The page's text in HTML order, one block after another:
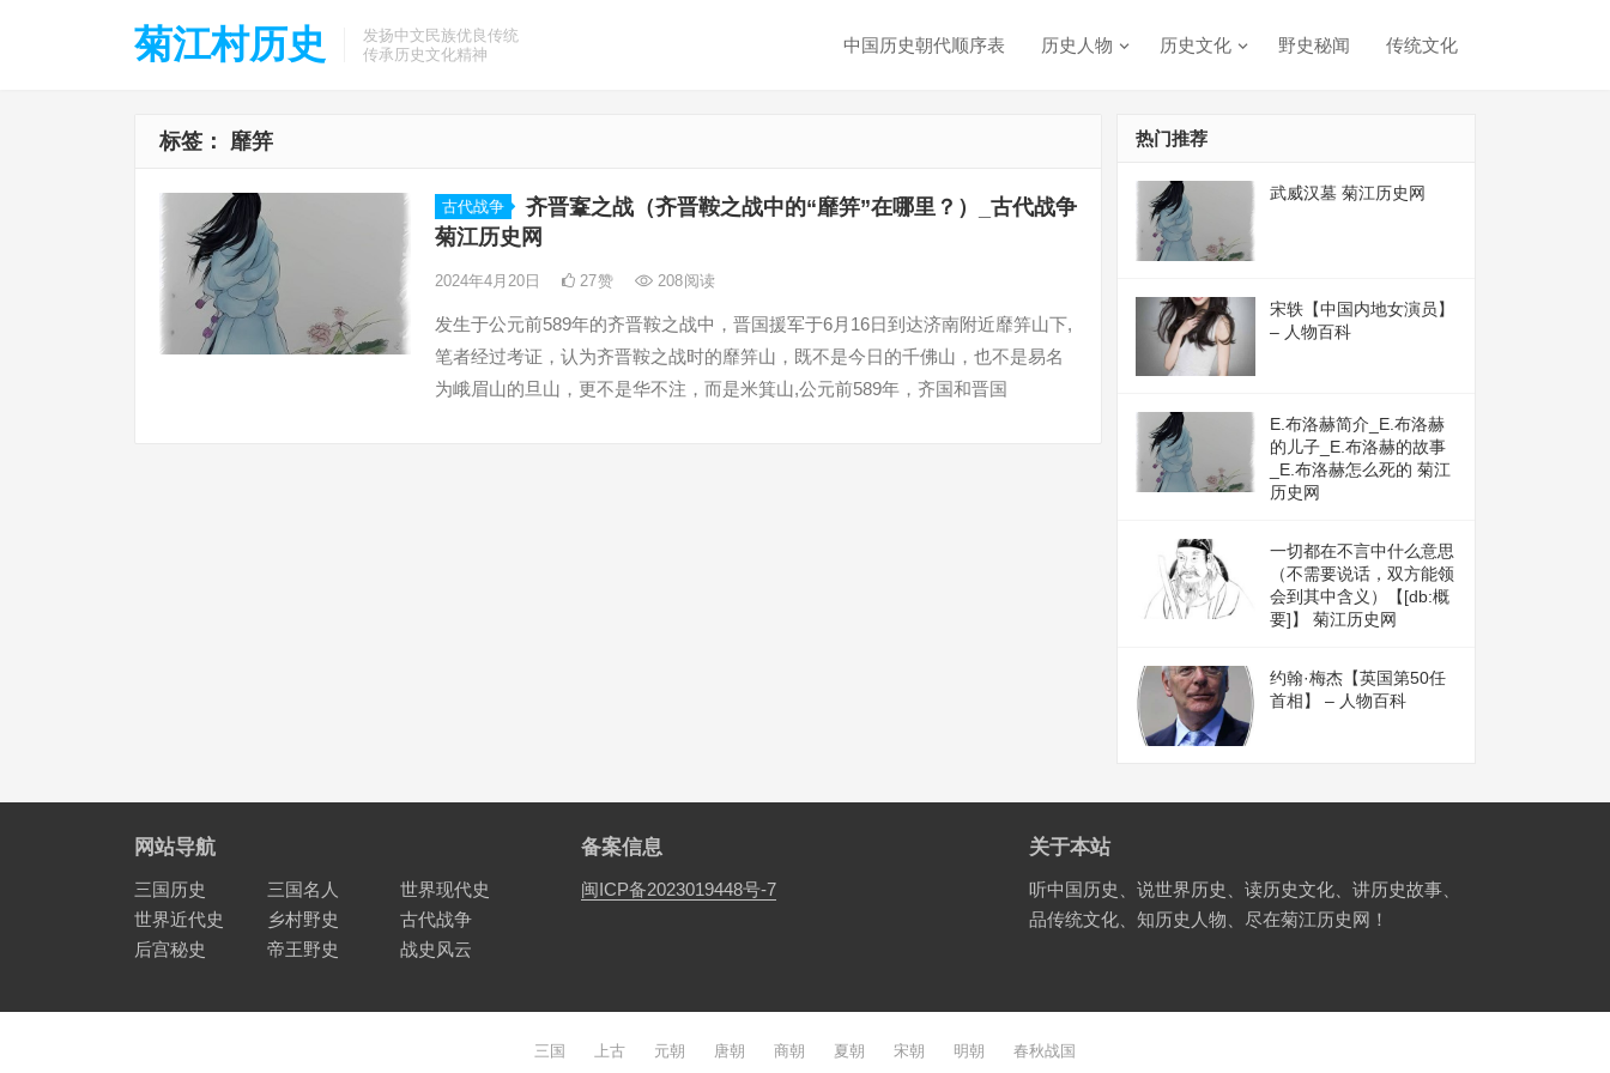
菊江村历史
发扬中文民族优良传统
传承历史文化精神
中国历史朝代顺序表 历史人物 历史文化 野史秘闻 传统文化
标签： 靡笄
古代战争
齐晋鞌之战（齐晋鞍之战中的“靡笄”在哪里？）_古代战争
菊江历史网
2024年4月20日 27赞 208阅读
发生于公元前589年的齐晋鞍之战中，晋国援军于6月16日到达济南附近靡笄山下,
笔者经过考证，认为齐晋鞍之战时的靡笄山，既不是今日的千佛山，也不是易名
为峨眉山的旦山，更不是华不注，而是米箕山,公元前589年，齐国和晋国
热门推荐
武威汉墓 菊江历史网
宋轶【中国内地女演员】
– 人物百科
E.布洛赫简介_E.布洛赫
的儿子_E.布洛赫的故事
_E.布洛赫怎么死的 菊江
历史网
一切都在不言中什么意思
（不需要说话，双方能领
会到其中含义）【[db:概
要]】 菊江历史网
约翰·梅杰【英国第50任
首相】 – 人物百科
网站导航
三国历史 三国名人
世界现代史
世界近代史
乡村野史
古代战争
后宫秘史
帝王野史 战史风云
备案信息
闽ICP备2023019448号-7
关于本站
听中国历史、说世界历史、读历史文化、讲历史故事、
品传统文化、知历史人物、尽在菊江历史网！
三国 上古 元朝 唐朝 商朝 夏朝 宋朝 明朝 春秋战国